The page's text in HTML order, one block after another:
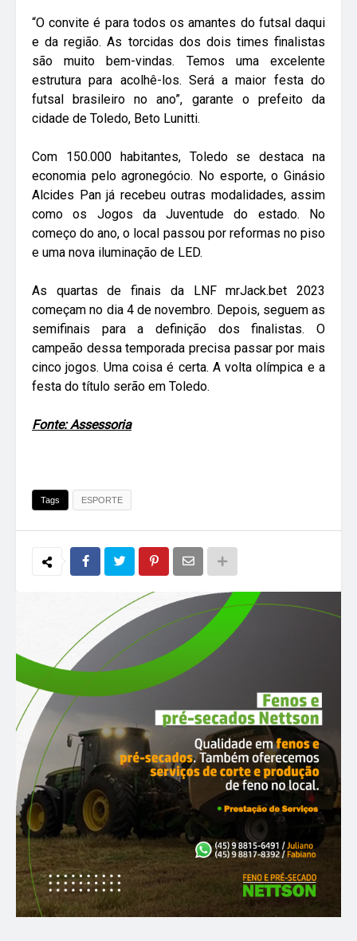
“O convite é para todos os amantes do futsal daqui
e da região. As torcidas dos dois times finalistas
são muito bem-vindas. Temos uma excelente
estrutura para acolhê-los. Será a maior festa do
futsal brasileiro no ano”, garante o prefeito da
cidade de Toledo, Beto Lunitti.
Com 150.000 habitantes, Toledo se destaca na
economia pelo agronegócio. No esporte, o Ginásio
Alcides Pan já recebeu outras modalidades, assim
como os Jogos da Juventude do estado. No
começo do ano, o local passou por reformas no piso
e uma nova iluminação de LED.
As quartas de finais da LNF mrJack.bet 2023
começam no dia 4 de novembro. Depois, seguem as
semifinais para a definição dos finalistas. O
campeão dessa temporada precisa passar por mais
cinco jogos. Uma coisa é certa. A volta olímpica e a
festa do título serão em Toledo.
Fonte: Assessoria
Tags ESPORTE